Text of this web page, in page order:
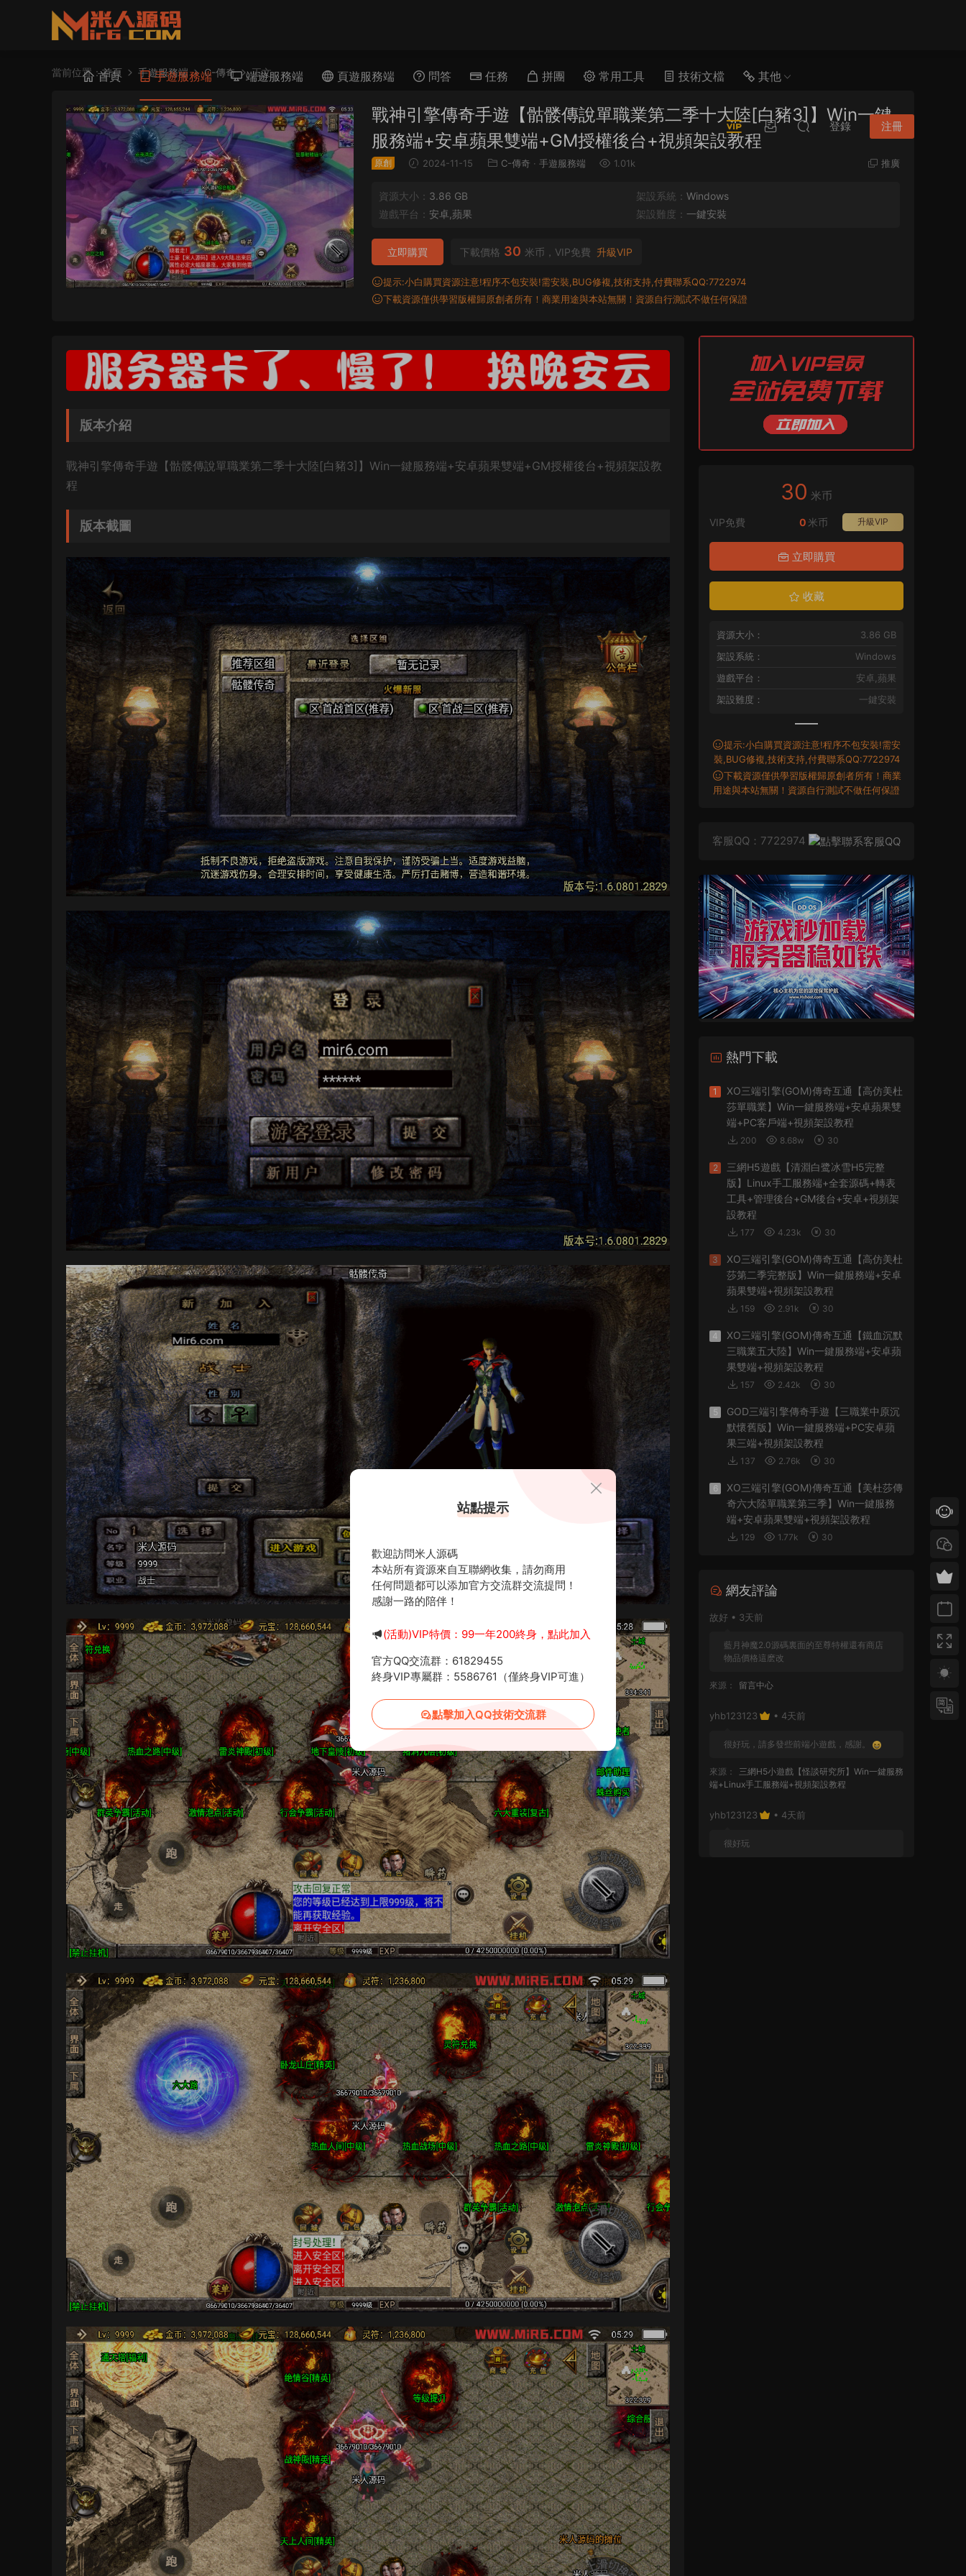
首頁 手遊服務端 端遊服務端 頁遊服務端 問答 任務 拼團 常用工具 技術文檔 其他
登錄 注冊
當前位置：首頁 手遊服務端 C-傳奇 正文
戰神引擎傳奇手遊【骷髅傳說單職業第二季十大陸[白豬3]】Win一鍵
服務端+安卓蘋果雙端+GM授權後台+視頻架設教程
原創 2024-11-15 C-傳奇 · 手遊服務端 1.01k 推廣
資源大小： 3.86 GB 架設系統： Windows
遊戲平台： 安卓,蘋果 架設難度： 一鍵安裝
下載價格 30 米币，VIP免費 升級VIP
立即購買
提示:小白購買資源注意!程序不包安裝!需安裝,BUG修複,技術支持,付費聯系QQ:7722974
下載資源僅供學習版權歸原創者所有！商業用途與本站無關！資源自行測試不做任何保證
版本介紹
戰神引擎傳奇手遊【骷髅傳說單職業第二季十大陸[白豬3]】Win一鍵服務端+安卓蘋果雙端+GM授權後台+視頻架設教
程
版本截圖
30 米币
VIP免費 升級VIP
0 米币
立即購買
收藏
資源大小：
3.86 GB
架設系統：
Windows
遊戲平台：
安卓,蘋果
架設難度：
一鍵安裝
提示:小白購買資源注意!程序不包安裝!需安
裝,BUG修複,技術支持,付費聯系QQ:7722974
下載資源僅供學習版權歸原創者所有！商業
用途與本站無關！資源自行測試不做任何保證
客服QQ：7722974
熱門下載
1
XO三端引擎(GOM)傳奇互通【高仿美杜
莎單職業】Win一鍵服務端+安卓蘋果雙
端+PC客戶端+視頻架設教程
200 8.68w 30
2
三網H5遊戲【清淵白鹭冰雪H5完整
版】Linux手工服務端+全套源碼+轉表
工具+管理後台+GM後台+安卓+視頻架
設教程
177 4.23k 30
3
XO三端引擎(GOM)傳奇互通【高仿美杜
莎第二季完整版】Win一鍵服務端+安卓
蘋果雙端+視頻架設教程
159 2.91k 30
4
XO三端引擎(GOM)傳奇互通【鐵血沉默
三職業五大陸】Win一鍵服務端+安卓蘋
果雙端+視頻架設教程
157 2.42k 30
5
GOD三端引擎傳奇手遊【三職業中原沉
默懷舊版】Win一鍵服務端+PC安卓蘋
果三端+視頻架設教程
137 2.76k 30
6
XO三端引擎(GOM)傳奇互通【美杜莎傳
奇六大陸單職業第三季】Win一鍵服務
端+安卓蘋果雙端+視頻架設教程
129 1.77k 30
網友評論
故好 • 3天前
藍月神魔2.0源碼裏面的至尊特權還有商店
物品價格這麽改
來源： 留言中心
yhb123123 • 4天前
很好玩，請多發些前端小遊戲，感謝。
來源：
三網H5小遊戲【怪談研究所】Win一鍵服務
端+Linux手工服務端+視頻架設教程
yhb123123 • 4天前
很好玩
站點提示
歡迎訪問米人源碼
本站所有資源來自互聯網收集，請勿商用
任何問題都可以添加官方交流群交流提問！
感謝一路的陪伴！
(活動)VIP特價：99一年200終身，點此加入
官方QQ交流群：61829455
終身VIP專屬群：5586761（僅終身VIP可進）
點擊加入QQ技術交流群